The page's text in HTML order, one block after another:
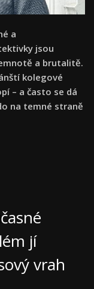
a
jsou
a brutalitě.
kolegové
– a často se dá
na temné straně
jí
vrah